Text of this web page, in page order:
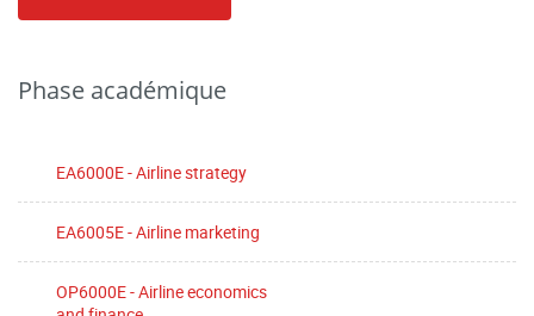
Phase académique
EA6000E - Airline strategy
EA6005E - Airline marketing
OP6000E - Airline economics